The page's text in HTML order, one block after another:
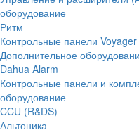
оборудование
Ритм
Контрольные панели Voyager
Дополнительное
Dahua Alarm
Контрольные панели и
оборудование
CCU (R&DS)
Альтоника